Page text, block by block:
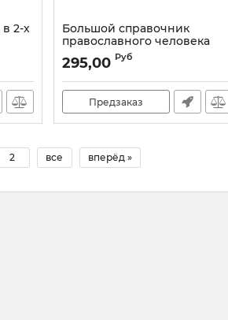
2-х
Большой справочник
православного человека
Артикул: 19218
295,00 Руб
Предзаказ
2 все вперёд »